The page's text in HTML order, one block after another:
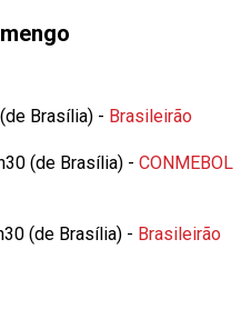
Brasília) - Brasileirão
(de Brasília) - CONMEBOL
(de Brasília) - Brasileirão